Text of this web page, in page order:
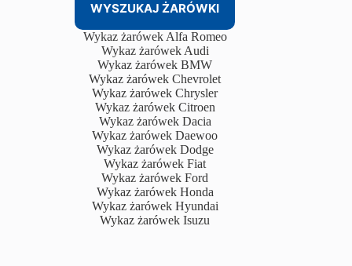
WYSZUKAJ ŻARÓWKI
Wykaz żarówek Alfa Romeo
Wykaz żarówek Audi
Wykaz żarówek BMW
Wykaz żarówek Chevrolet
Wykaz żarówek Chrysler
Wykaz żarówek Citroen
Wykaz żarówek Dacia
Wykaz żarówek Daewoo
Wykaz żarówek Dodge
Wykaz żarówek Fiat
Wykaz żarówek Ford
Wykaz żarówek Honda
Wykaz żarówek Hyundai
Wykaz żarówek Isuzu